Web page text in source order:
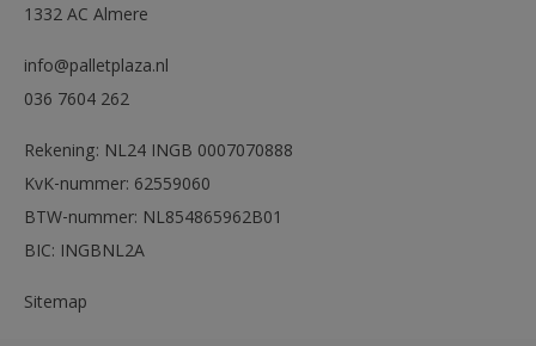
1332 AC Almere
info@palletplaza.nl
036 7604 262
Rekening: NL24 INGB 0007070888
KvK-nummer: 62559060
BTW-nummer: NL854865962B01
BIC: INGBNL2A
Sitemap